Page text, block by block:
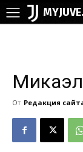
От Редакция